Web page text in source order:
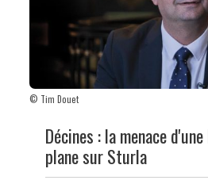
© Tim Douet
Décines : la menace
plane sur Sturla